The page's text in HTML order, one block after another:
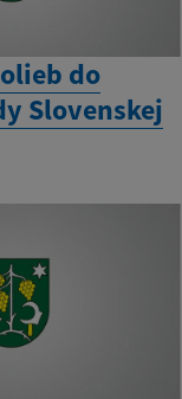
do
Slovenskej